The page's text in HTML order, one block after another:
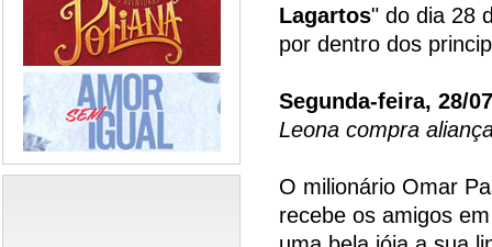
Lagartos" do dia 28
por dentro dos
Segunda-feira, 28/
Leona compra
O milionário Omar
recebe os amigos